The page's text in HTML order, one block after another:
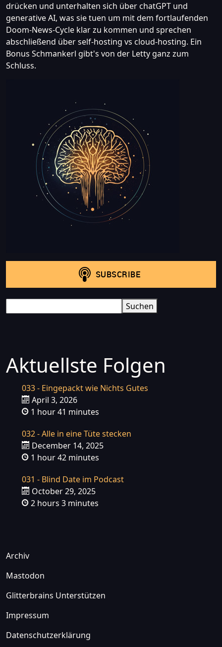
drücken und unterhalten sich über chatGPT und
generative AI, was sie tuen um mit dem fortlaufenden
Doom-News-Cycle klar zu kommen und sprechen
abschließend über self-hosting vs cloud-hosting. Ein
Bonus Schmankerl gibt's von der Letty ganz zum
Schluss.
Suchen
Aktuellste Folgen
033 - Eingepackt wie Nichts Gutes
April 3, 2026
1 hour 41 minutes
032 - Alle in eine Tüte stecken
December 14, 2025
1 hour 42 minutes
031 - Blind Date im Podcast
October 29, 2025
2 hours 3 minutes
Archiv
Mastodon
Glitterbrains Unterstützen
Impressum
Datenschutzerklärung